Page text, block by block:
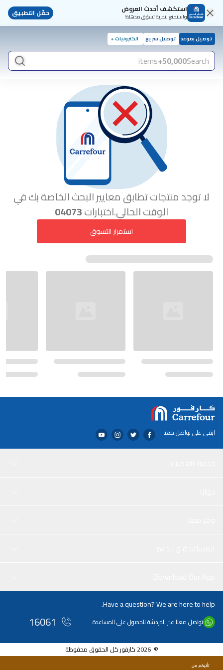
استكشف أحدث العروض
واستمتع بتجربة تسوّق مذهلة! حمّل التطبيق
توصيل بموعد توصيل سريع الكترونيات +
Search
50,000+
items
لا توجد منتجات تطابق معايير البحث الخاصة بك في
الوقت الحالي.اختبارات04073
استمرار التسوق
ابقى على تواصل معنا
Have a question? We are here to help.
تواصل معنا عبر الدردشة للحصول على المساعدة 16061
© 2026 كارفور كل الحقوق محفوظة